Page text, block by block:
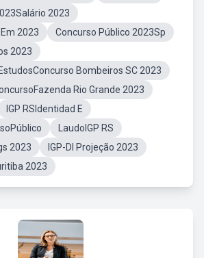
2023
2023
Concurso Público 2023Sp
2023
Bombeiros SC 2023
Rio Grande 2023
IGP RSIdentidad E
LaudoIGP RS
2023
IGP-DI Projeção 2023
2023